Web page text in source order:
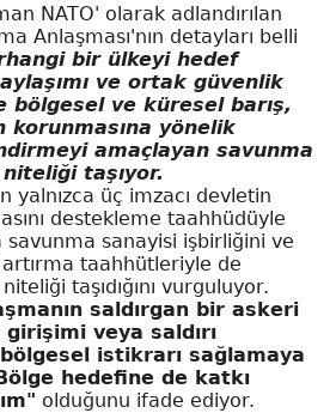
NATO' olarak adlandırılan
Anlaşması'nın detayları belli
bir ülkeyi hedef
ve ortak güvenlik
bölgesel ve küresel barış,
korunmasına yönelik
amaçlayan savunma
taşıyor.
yalnızca üç imzacı devletin
destekleme taahhüdüyle
savunma sanayisi işbirliğini ve
taahhütleriyle de
taşıdığını vurguluyor.
saldırgan bir askeri
veya saldırı
istikrarı sağlamaya
hedefine de katkı
olduğunu ifade ediyor.